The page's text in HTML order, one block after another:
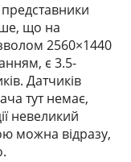
представники
що на
2560×1440
є 3.5-
Датчиків
тут немає,
невеликий
можна відразу,